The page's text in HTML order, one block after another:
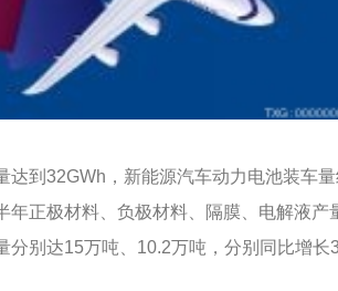
达到32GWh，新能源汽车动力电池装车
正极材料、负极材料、隔膜、电解液产
别达15万吨、10.2万吨，分别同比增长